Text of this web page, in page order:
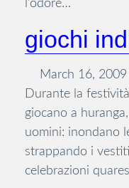
l’odore…
giochi
March 16, 2009
Durante la
giocano a
uomini: inondano
strappando i
celebrazioni